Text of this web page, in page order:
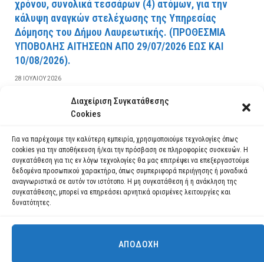
Διαχείριση Συγκατάθεσης
Cookies
Για να παρέχουμε την καλύτερη εμπειρία, χρησιμοποιούμε τεχνολογίες όπως
cookies για την αποθήκευση ή/και την πρόσβαση σε πληροφορίες συσκευών. Η
συγκατάθεση για τις εν λόγω τεχνολογίες θα μας επιτρέψει να επεξεργαστούμε
δεδομένα προσωπικού χαρακτήρα, όπως συμπεριφορά περιήγησης ή μοναδικά
αναγνωριστικά σε αυτόν τον ιστότοπο. Η μη συγκατάθεση ή η ανάκληση της
συγκατάθεσης, μπορεί να επηρεάσει αρνητικά ορισμένες λειτουργίες και
δυνατότητες.
ΑΠΟΔΟΧΉ
χρόνου, συνολικά τεσσάρων (4) ατόμων, για την
κάλυψη αναγκών στελέχωσης της Υπηρεσίας
Δόμησης του Δήμου Λαυρεωτικής. (ΠPOΘEΣMIA
YΠOBOΛHΣ AITHΣEΩN AΠO 29/07/2026 EΩΣ KAI
10/08/2026).
28 ΙΟΥΛΊΟΥ 2026
ΔΙΑΒΆΣΤΕ ΠΕΡΙΣΣΌΤΕΡΑ
Χρησιμοποιούμε cookies για να σας προσφέρουμε τη βέλτιστη εμπειρία